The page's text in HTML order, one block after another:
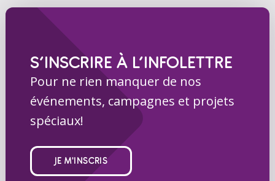
S’INSCRIRE À L’INFOLETTRE
Pour ne rien manquer de nos
événements, campagnes et projets
spéciaux!
JE M'INSCRIS